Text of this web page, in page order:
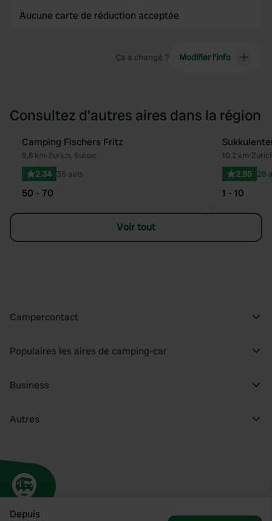
Depuis
Aucune carte de réduction acceptée
Ça a changé ? Modifier l’info
Consultez d'autres aires dans la région
Préféré
Camping Fischers Fritz
9,8 km•Zurich, Suisse
2.34 35 avis
50 - 70
10,2 km•
2.95 28
1 - 10
Voir tout
Campercontact
Populaires les aires de camping-car
Business
Autres